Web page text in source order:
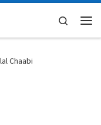
Search
Chaabi